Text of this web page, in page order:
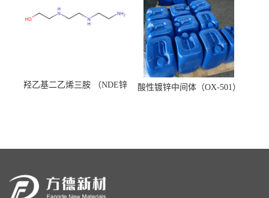
羟乙基二乙烯三胺 （NDE锌
酸性镀锌中间体（OX-501）